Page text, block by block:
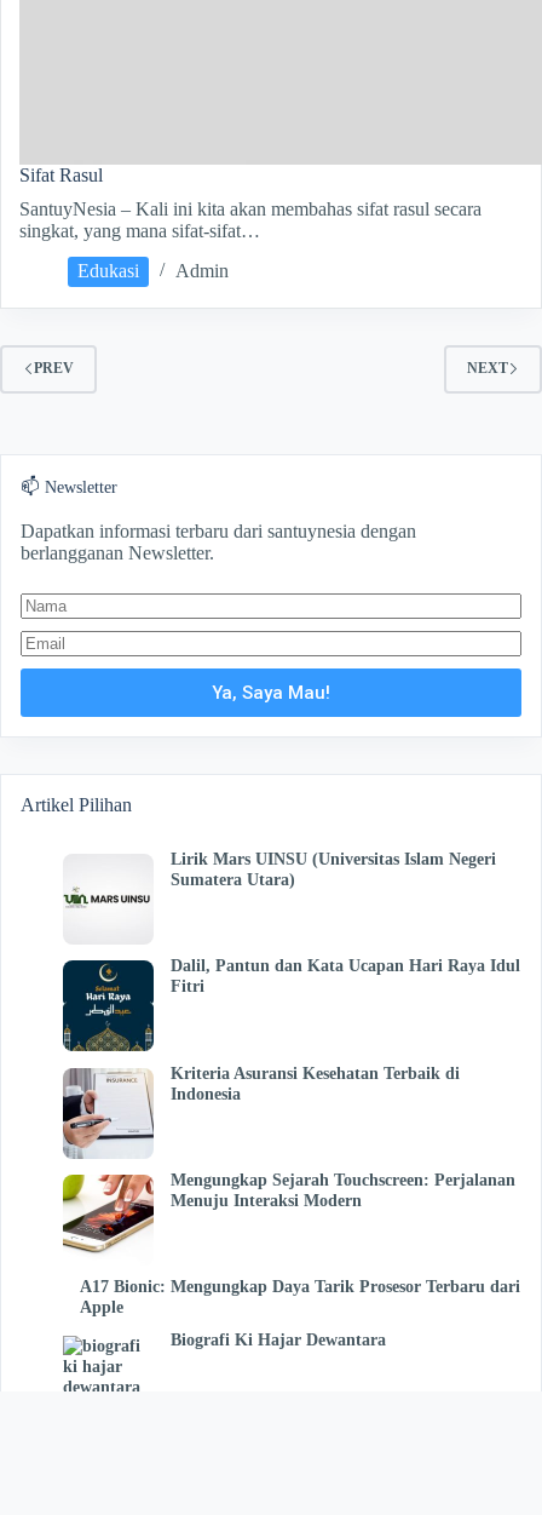
Sifat Rasul
SantuyNesia – Kali ini kita akan membahas sifat rasul secara
singkat, yang mana sifat-sifat…
Edukasi
Admin
PREV NEXT
📫 Newsletter
Dapatkan informasi terbaru dari santuynesia dengan
berlangganan Newsletter.
Ya, Saya Mau!
Artikel Pilihan
Lirik Mars UINSU (Universitas Islam Negeri
Sumatera Utara)
Dalil, Pantun dan Kata Ucapan Hari Raya Idul
Fitri
Kriteria Asuransi Kesehatan Terbaik di
Indonesia
Mengungkap Sejarah Touchscreen: Perjalanan
Menuju Interaksi Modern
A17 Bionic: Mengungkap Daya Tarik Prosesor Terbaru dari
Apple
Biografi Ki Hajar Dewantara